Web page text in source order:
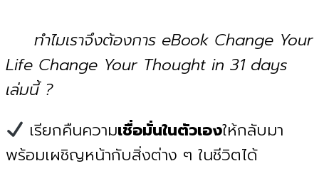
ทำไมเราจึงต้องการ eBook Change Your
Life Change Your Thought in 31 days
เล่มนี้ ?
เรียกคืนความเชื่อมั่นในตัวเองให้กลับมา
พร้อมเผชิญหน้ากับสิ่งต่าง ๆ ในชีวิตได้